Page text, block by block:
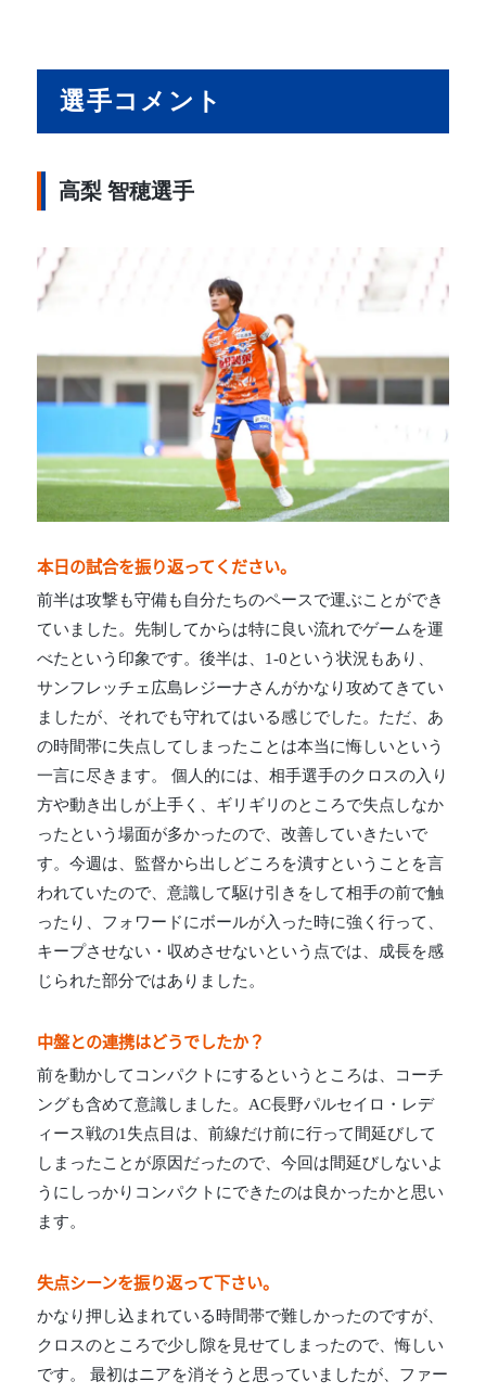
選手コメント
高梨 智穂選手
本日の試合を振り返ってください。
前半は攻撃も守備も自分たちのペースで運ぶことができ
ていました。先制してからは特に良い流れでゲームを運
べたという印象です。後半は、1-0という状況もあり、
サンフレッチェ広島レジーナさんがかなり攻めてきてい
ましたが、それでも守れてはいる感じでした。ただ、あ
の時間帯に失点してしまったことは本当に悔しいという
一言に尽きます。 個人的には、相手選手のクロスの入り
方や動き出しが上手く、ギリギリのところで失点しなか
ったという場面が多かったので、改善していきたいで
す。今週は、監督から出しどころを潰すということを言
われていたので、意識して駆け引きをして相手の前で触
ったり、フォワードにボールが入った時に強く行って、
キープさせない・収めさせないという点では、成長を感
じられた部分ではありました。
中盤との連携はどうでしたか？
前を動かしてコンパクトにするというところは、コーチ
ングも含めて意識しました。AC長野パルセイロ・レデ
ィース戦の1失点目は、前線だけ前に行って間延びして
しまったことが原因だったので、今回は間延びしないよ
うにしっかりコンパクトにできたのは良かったかと思い
ます。
失点シーンを振り返って下さい。
かなり押し込まれている時間帯で難しかったのですが、
クロスのところで少し隙を見せてしまったので、悔しい
です。 最初はニアを消そうと思っていましたが、ファー